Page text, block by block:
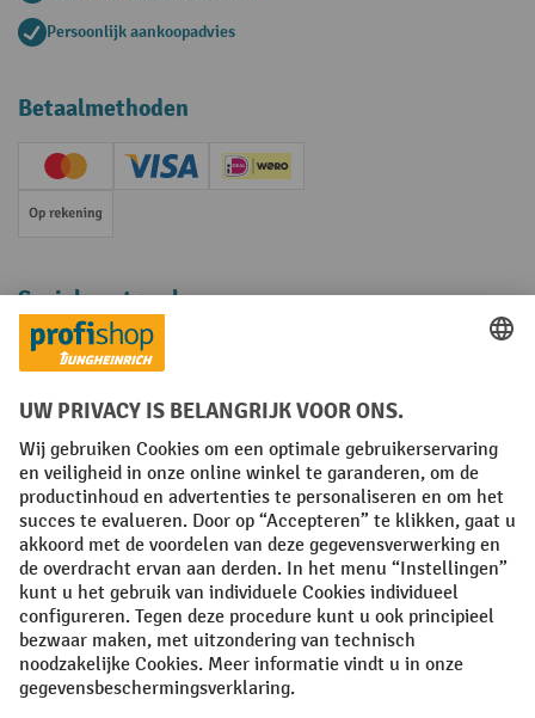
Persoonlijk aankoopadvies
Betaalmethoden
Creditcard (Master)Creditcard (Visa)iDEAL | Wero
Op rekening
Sociale netwerken
Facebook
YouTube
LinkedInInstagram
Algemene leveringsvoorwaarden Copyright
Privacyverklaring Privacy Instellingen
All prices excl. VAT plusshipping costs and possible delivery charges,
if not stated otherwise.
¹ De korting is geldig zolang de voorraad strekt. De korting is niet van
toepassing op speciale prijzen. Een combinatie met andere
procentuele kortingen of vouchers is niet mogelijk. | ² De korting